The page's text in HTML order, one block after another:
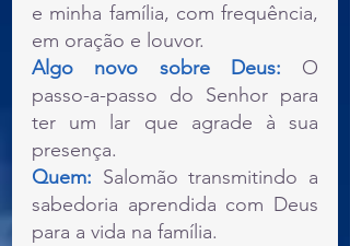
e minha família, com frequência,
em oração e louvor.
Algo novo sobre Deus: O
passo-a-passo do Senhor para
ter um lar que agrade à sua
presença.
Quem: Salomão transmitindo a
sabedoria aprendida com Deus
para a vida na família.